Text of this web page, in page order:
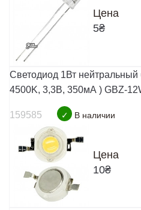
Цена
5₴
Светодиод 1Вт
4500K, 3,3В, 350мА ) GBZ-
159585 ✓ В наличии
Цена
10₴